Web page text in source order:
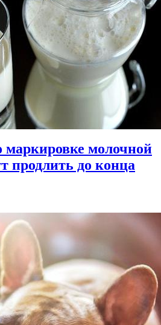
маркировке молочной
продлить до конца